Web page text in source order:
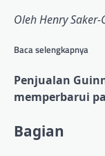
Oleh Henry
Baca selengkapnya
Penjualan
memperbarui
Demikian
Bagian